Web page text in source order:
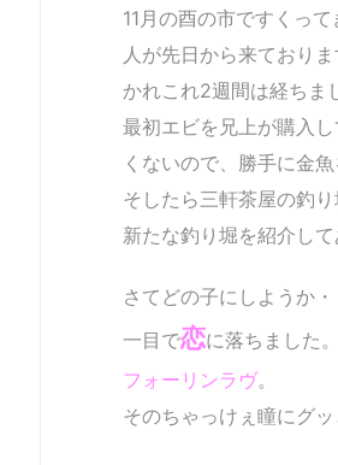
11月の酉の市ですくっ
人が先日から来ておりま
かれこれ2週間は経ちま
最初エビを兄上が購入
くないので、勝手に金
そしたら三軒茶屋の釣
新たな釣り堀を紹介し
さてどの子にしようか
一目で恋に落ちました。
フォーリンラヴ。
そのちゃっけぇ瞳にグ